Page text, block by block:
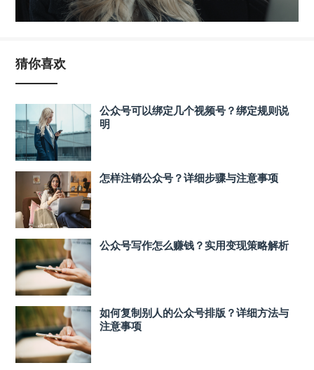
猜你喜欢
公众号可以绑定几个视频号？绑定规则说
明
怎样注销公众号？详细步骤与注意事项
公众号写作怎么赚钱？实用变现策略解析
如何复制别人的公众号排版？详细方法与
注意事项